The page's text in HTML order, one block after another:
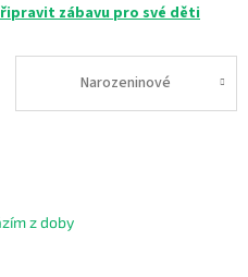
zábavu pro své děti
Narozeninové
z doby